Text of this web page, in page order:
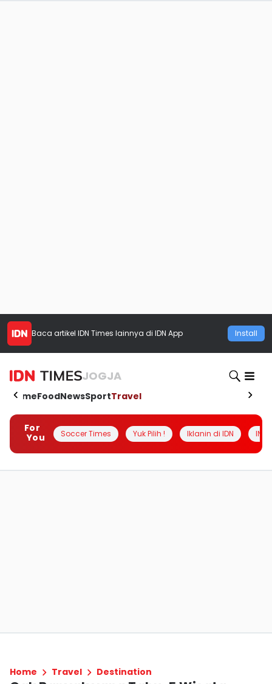
Baca artikel IDN Times lainnya di IDN App Install
JOGJA
HomeFoodNewsSportTravel
For
You
Soccer Times Yuk Pilih ! Iklanin di IDN
Home Travel Destination